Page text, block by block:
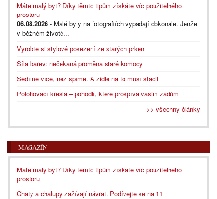
Máte malý byt? Díky těmto tipům získáte víc použitelného
prostoru
06.08.2026 - Malé byty na fotografiích vypadají dokonale. Jenže
v běžném životě...
Vyrobte si stylové posezení ze starých prken
Síla barev: nečekaná proměna staré komody
Sedíme více, než spíme. A židle na to musí stačit
Polohovací křesla – pohodlí, které prospívá vašim zádům
>> všechny články
MAGAZÍN
Máte malý byt? Díky těmto tipům získáte víc použitelného
prostoru
Chaty a chalupy zažívají návrat. Podívejte se na 11